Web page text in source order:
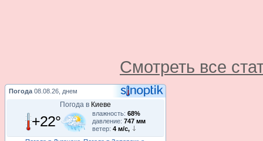
Смотреть все
Погода 08.08.26, днем
Погода в Киеве
+22° влажность: 68%
давление: 747 мм
ветер: 4 м/с,